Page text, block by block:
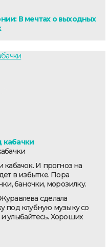
В мечтах о выходных
кабачки
И прогноз на
в избытке. Пора
баночки, морозилку.
сделала
под клубную музыку со
улыбайтесь. Хороших